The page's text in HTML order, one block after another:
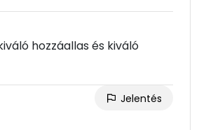
hozzáallas és kiváló
Jelentés